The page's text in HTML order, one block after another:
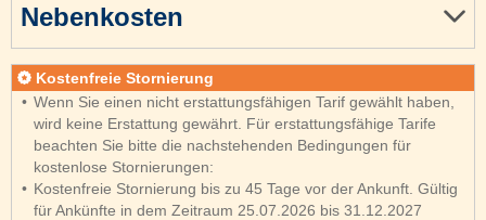
Nebenkosten
Kostenfreie Stornierung
Wenn Sie einen nicht erstattungsfähigen Tarif gewählt haben,
wird keine Erstattung gewährt. Für erstattungsfähige Tarife
beachten Sie bitte die nachstehenden Bedingungen für
kostenlose Stornierungen:
Kostenfreie Stornierung bis zu 45 Tage vor der Ankunft. Gültig
für Ankünfte in dem Zeitraum 25.07.2026 bis 31.12.2027